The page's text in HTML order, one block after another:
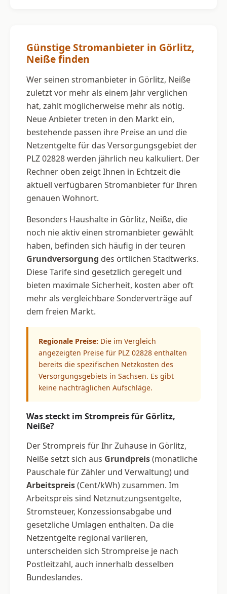
Günstige Stromanbieter in Görlitz,
Neiße finden
Wer seinen stromanbieter in Görlitz, Neiße
zuletzt vor mehr als einem Jahr verglichen
hat, zahlt möglicherweise mehr als nötig.
Neue Anbieter treten in den Markt ein,
bestehende passen ihre Preise an und die
Netzentgelte für das Versorgungsgebiet der
PLZ 02828 werden jährlich neu kalkuliert. Der
Rechner oben zeigt Ihnen in Echtzeit die
aktuell verfügbaren Stromanbieter für Ihren
genauen Wohnort.
Besonders Haushalte in Görlitz, Neiße, die
noch nie aktiv einen stromanbieter gewählt
haben, befinden sich häufig in der teuren
Grundversorgung des örtlichen Stadtwerks.
Diese Tarife sind gesetzlich geregelt und
bieten maximale Sicherheit, kosten aber oft
mehr als vergleichbare Sonderverträge auf
dem freien Markt.
Regionale Preise: Die im Vergleich
angezeigten Preise für PLZ 02828 enthalten
bereits die spezifischen Netzkosten des
Versorgungsgebiets in Sachsen. Es gibt
keine nachträglichen Aufschläge.
Was steckt im Strompreis für Görlitz,
Neiße?
Der Strompreis für Ihr Zuhause in Görlitz,
Neiße setzt sich aus Grundpreis(monatliche
Pauschale für Zähler und Verwaltung) und
Arbeitspreis(Cent/kWh) zusammen. Im
Arbeitspreis sind Netznutzungsentgelte,
Stromsteuer, Konzessionsabgabe und
gesetzliche Umlagen enthalten. Da die
Netzentgelte regional variieren,
unterscheiden sich Strompreise je nach
Postleitzahl, auch innerhalb desselben
Bundeslandes.